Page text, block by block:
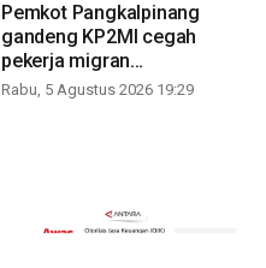
Pemkot Pangkalpinang
gandeng KP2MI cegah
pekerja migran
nonprosedural
Rabu, 5 Agustus 2026 19:29